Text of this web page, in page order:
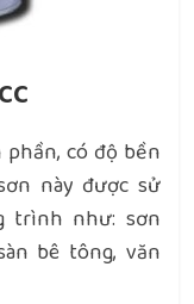
có độ bền
này được sử
trình như: sơn
bê tông, văn